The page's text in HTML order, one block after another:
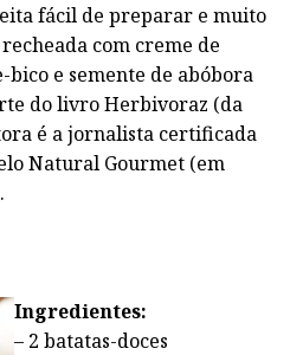
fácil de preparar e muito
com creme de
e semente de abóbora
do livro Herbivoraz (da
é a jornalista certificada
Natural Gourmet (em
Ingredientes:
– 2 batatas-doces